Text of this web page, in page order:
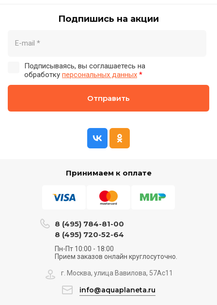
Подпишись на акции
Подписываясь, вы соглашаетесь на
обработку персональных данных *
Отправить
Принимаем к оплате
8 (495) 784-81-00
8 (495) 720-52-64
Пн-Пт 10:00 - 18:00
Прием заказов онлайн круглосуточно.
г. Москва, улица Вавилова, 57Ас11
info@aquaplaneta.ru